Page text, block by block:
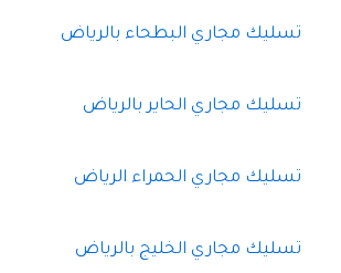
تسليك مجاري البطحاء بالرياض
تسليك مجاري الحاير بالرياض
تسليك مجاري الحمراء الرياض
تسليك مجاري الخليج بالرياض